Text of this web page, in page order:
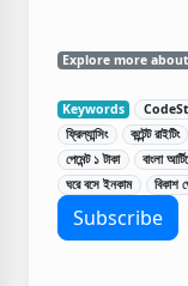
Explore more about
Keywords
ফ্রিল্যান্সিং
কন্টেন্ট রাইটিং
পেমেন্ট ১ টাকা
বাংলা
ঘরে বসে ইনকাম
বিকাশ